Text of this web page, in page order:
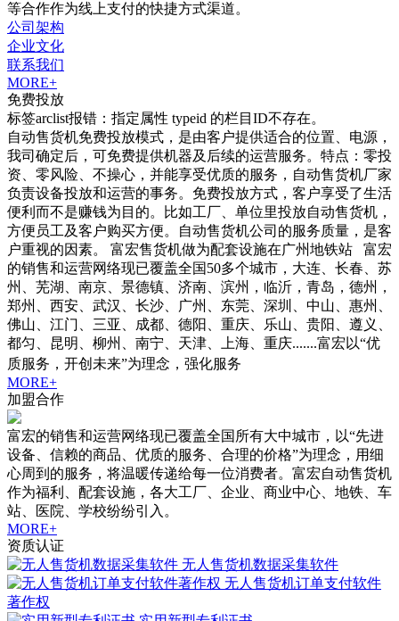
等合作作为线上支付的快捷方式渠道。
公司架构
企业文化
联系我们
MORE+
免费投放
标签arclist报错：指定属性 typeid 的栏目ID不存在。
自动售货机免费投放模式，是由客户提供适合的位置、电源，
我司确定后，可免费提供机器及后续的运营服务。特点：零投
资、零风险、不操心，并能享受优质的服务，自动售货机厂家
负责设备投放和运营的事务。免费投放方式，客户享受了生活
便利而不是赚钱为目的。比如工厂、单位里投放自动售货机，
方便员工及客户购买方便。自动售货机公司的服务质量，是客
户重视的因素。 富宏售货机做为配套设施在广州地铁站 富宏
的销售和运营网络现已覆盖全国50多个城市，大连、长春、苏
州、芜湖、南京、景德镇、济南、滨州，临沂，青岛，德州，
郑州、西安、武汉、长沙、广州、东莞、深圳、中山、惠州、
佛山、江门、三亚、成都、德阳、重庆、乐山、贵阳、遵义、
都匀、昆明、柳州、南宁、天津、上海、重庆.......富宏以“优
质服务，开创未来”为理念，强化服务
MORE+
加盟合作
富宏的销售和运营网络现已覆盖全国所有大中城市，以“先进
设备、信赖的商品、优质的服务、合理的价格”为理念，用细
心周到的服务，将温暖传递给每一位消费者。富宏自动售货机
作为福利、配套设施，各大工厂、企业、商业中心、地铁、车
站、医院、学校纷纷引入。
MORE+
资质认证
无人售货机数据采集软件
无人售货机订单支付软件
著作权